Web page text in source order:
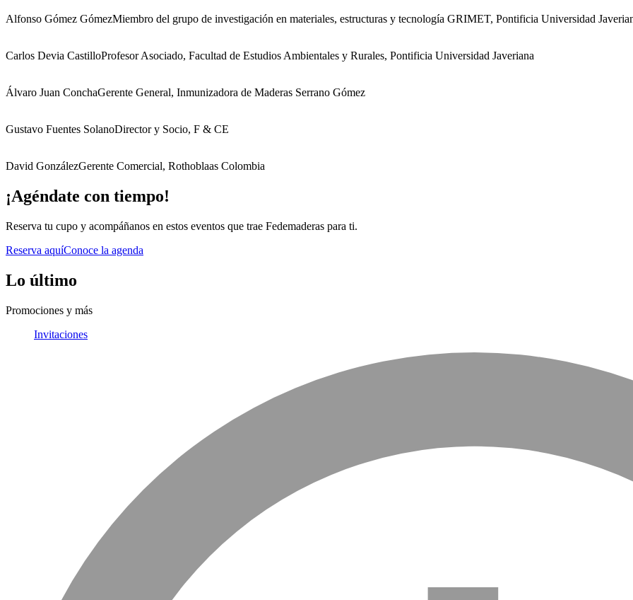
Alfonso Gómez GómezMiembro del grupo de investigación en materiales, estructuras y tecnología GRIMET, Pontificia Universidad
Carlos Devia CastilloProfesor Asociado, Facultad de Estudios Ambientales y Rurales, Pontificia Universidad Javeriana
Álvaro Juan ConchaGerente General, Inmunizadora de Maderas Serrano Gómez
Gustavo Fuentes SolanoDirector y Socio, F & CE
David GonzálezGerente Comercial, Rothoblaas Colombia
¡Agéndate con tiempo!
Reserva tu cupo y acompáñanos en estos eventos que trae Fedemaderas para ti.
Reserva aquíConoce la agenda
Lo último
Promociones y más
Invitaciones